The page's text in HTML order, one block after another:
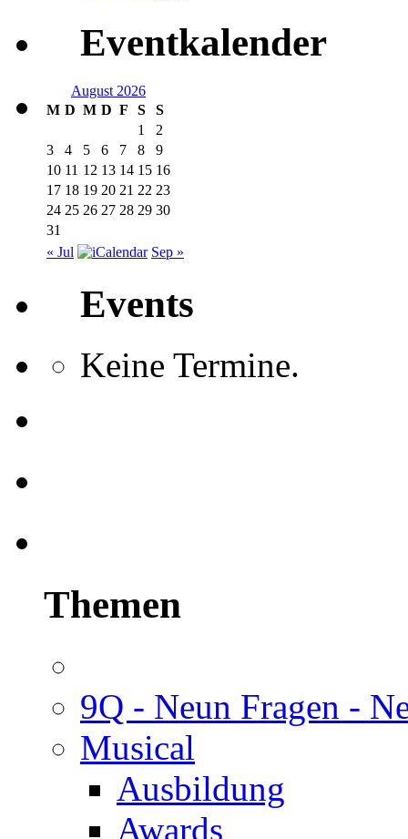
Eventkalender
August 2026
M D M D F S
S
1
2
3
4 5 6 7 8
9
10 11 12 13 14 15 16
17 18 19 20 21 22 23
24 25 26 27 28 29 30
31
« Jul
Sep »
Events
Keine Termine.
Themen
9Q - Neun Fragen -
Musical
Ausbildung
Awards